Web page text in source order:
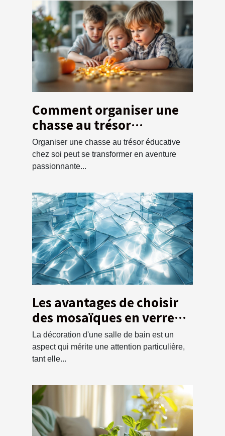
Comment organiser une
chasse au trésor
éducative pour enfants à
la maison
Organiser une chasse au trésor éducative
chez soi peut se transformer en aventure
passionnante...
Les avantages de choisir
des mosaïques en verre
pour la salle de bain
La décoration d'une salle de bain est un
aspect qui mérite une attention particulière,
tant elle...